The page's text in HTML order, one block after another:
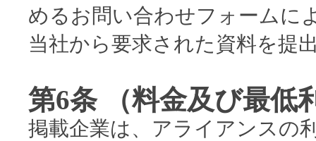
めるお問い合わせフォームに
当社から要求された資料を提
第6条 （料金及び最低
掲載企業は、アライアンスの